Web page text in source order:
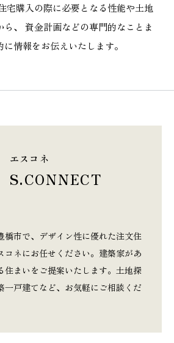
宅購入の際に必要となる性能や土地
ら、 資金計画などの専門的なことま
情報をお伝えいたします。
エスコネ
S.CONNECT
橋市で、デザイン性に優れた注文住
コネにお任せください。建築家があ
住まいをご提案いたします。土地探
一戸建てなど、お気軽にご相談くだ